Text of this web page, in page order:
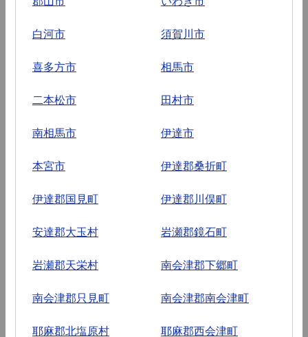
白河市 須賀川市
喜多方市 相馬市
二本松市 田村市
南相馬市 伊達市
本宮市 伊達郡桑折町
伊達郡国見町 伊達郡川俣町
安達郡大玉村 岩瀬郡鏡石町
岩瀬郡天栄村 南会津郡下郷町
南会津郡只見町 南会津郡南会津町
耶麻郡北塩原村 耶麻郡西会津町